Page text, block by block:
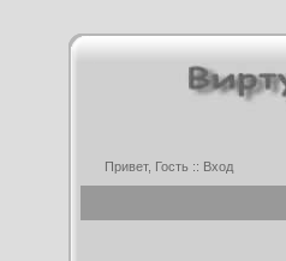
Привет, Гость :: Вход